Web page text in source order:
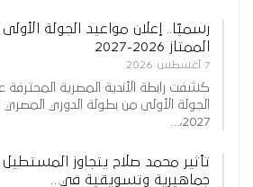
رسميًا.. إعلان مواعيد الجولة
الممتاز 2026-2027
7 أغسطس 2026
كشفت رابطة الأندية المصرية المحترفة
2027،…
تأثير محمد صلاح يتجاوز المستطيل
جماهيرية وتسويقية في…